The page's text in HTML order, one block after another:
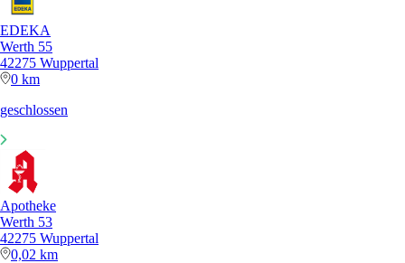
EDEKA
Werth 55
42275 Wuppertal
0 km
geschlossen
Apotheke
Werth 53
42275 Wuppertal
0,02 km